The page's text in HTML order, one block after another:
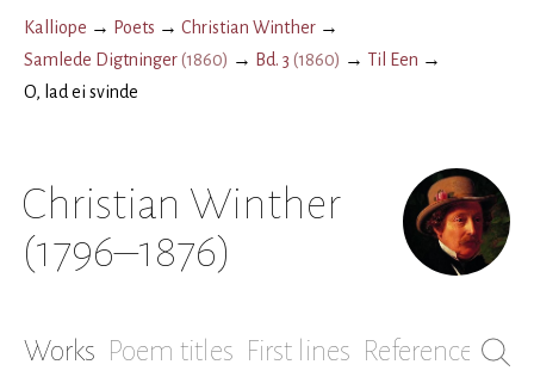
Kalliope → Poets → Christian Winther →
Samlede Digtninger(1860) → Bd. 3 (1860) → Til Een →
O, lad ei svinde
Christian Winther
(1796–1876)
Works Poem titles First lines References